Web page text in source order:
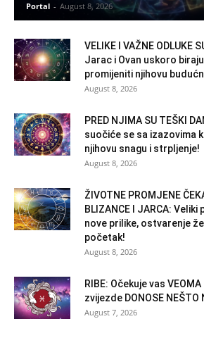
Portal - August 8, 2026
VELIKE I VAŽNE ODLUKE
Jarac i Ovan uskoro
promijeniti njihovu
August 8, 2026
PRED NJIMA SU TEŠKI
suočiće se sa izazovima
njihovu snagu i strpljenje!
August 8, 2026
ŽIVOTNE PROMJENE
BLIZANCE I JARCA:
nove prilike, ostvarenje
početak!
August 8, 2026
RIBE: Očekuje vas VEOMA
zvijezde DONOSE NEŠTO
August 7, 2026